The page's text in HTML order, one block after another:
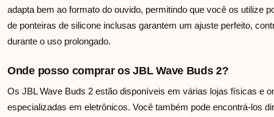
adapta bem ao formato do ouvido, permitindo que você os utilize
de ponteiras de silicone inclusas garantem um ajuste perfeito,
durante o uso prolongado.
Onde posso comprar os JBL Wave Buds 2?
Os JBL Wave Buds 2 estão disponíveis em várias lojas físicas e
especializadas em eletrônicos. Você também pode encontrá-los